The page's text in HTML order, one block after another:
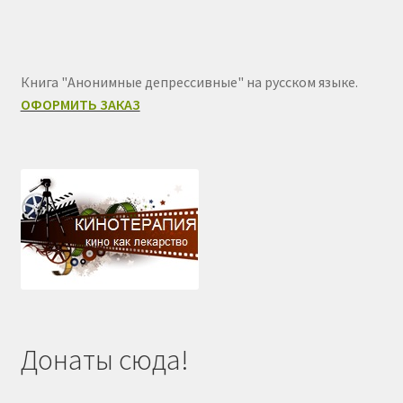
Книга "Анонимные депрессивные" на русском языке.
ОФОРМИТЬ ЗАКАЗ
Донаты сюда!